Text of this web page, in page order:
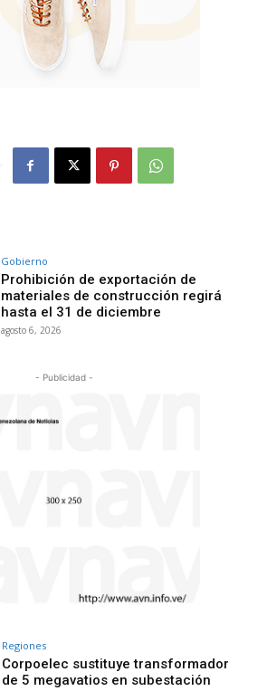
Gobierno
Prohibición de exportación de
materiales de construcción regirá
hasta el 31 de diciembre
agosto 6, 2026
- Publicidad -
Regiones
Corpoelec sustituye transformador
de 5 megavatios en subestación